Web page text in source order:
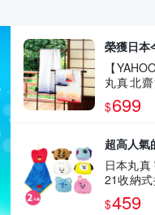
榮獲日本
【
丸真北
今治毛
(藍)
$699
日本丸
21收納
二入組
$459